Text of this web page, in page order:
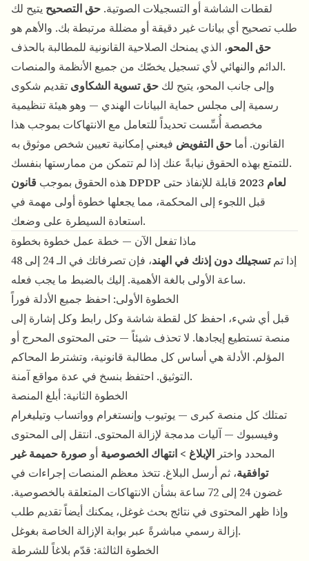
لقطات الشاشة أو التسجيلات الصوتية. حق التصحيح يتيح لك
طلب تصحيح أي بيانات غير دقيقة أو مضللة مرتبطة بك. والأهم هو
حق المحو، الذي يمنحك الصلاحية القانونية للمطالبة بالحذف
الدائم والنهائي لأي تسجيل يخصّك من جميع الأنظمة والمنصات.
وإلى جانب المحو، يتيح لك حق تسوية الشكاوى تقديم شكوى
رسمية إلى مجلس حماية البيانات الهندي — وهو هيئة تنظيمية
مخصصة أُسِّست تحديداً للتعامل مع الانتهاكات بموجب هذا
القانون. أما حق التفويض فيعني إمكانية تعيين شخص موثوق به
للتمتع بهذه الحقوق نيابةً عنك إذا لم تتمكن من ممارستها بنفسك.
هذه الحقوق بموجب
قانون DPDP لعام 2023
قابلة للإنفاذ حتى
قبل اللجوء إلى المحكمة، مما يجعلها خطوة أولى مهمة في
استعادة السيطرة على وضعك.
ماذا تفعل الآن — خطة عمل خطوة بخطوة
إذا تمتسجيلك دون إذنك في الهند
، فإن تصرفاتك في الـ 24 إلى 48
ساعة الأولى بالغة الأهمية. إليك بالضبط ما يجب فعله.
الخطوة الأولى: احفظ جميع الأدلة فوراً
قبل أي شيء، احفظ كل لقطة شاشة وكل رابط وكل إشارة إلى
منصة تستطيع إيجادها. لا تحذف شيئاً — حتى المحتوى المحرج أو
المؤلم. الأدلة هي أساس كل مطالبة قانونية، وتشترط المحاكم
التوثيق. احتفظ بنسخ في عدة مواقع آمنة.
الخطوة الثانية: أبلغ المنصة
تمتلك كل منصة كبرى — يوتيوب وإنستغرام وواتساب وتيليغرام
وفيسبوك — آليات مدمجة لإزالة المحتوى. انتقل إلى المحتوى
المحدد واختر الإبلاغ > انتهاك الخصوصية أو صورة حميمة غير
توافقية، ثم أرسل البلاغ. تتخذ معظم المنصات إجراءات في
غضون 24 إلى 72 ساعة بشأن الانتهاكات المتعلقة بالخصوصية.
وإذا ظهر المحتوى في نتائج بحث غوغل، يمكنك أيضاً تقديم طلب
إزالة رسمي مباشرةً عبر بوابة الإزالة الخاصة بغوغل.
الخطوة الثالثة: قدّم بلاغاً للشرطة